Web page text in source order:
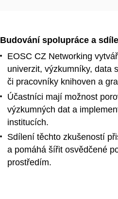
Budování spolupráce a
EOSC CZ Networking
univerzit, výzkumníky, data
či pracovníky knihoven a
Účastníci mají možnost
výzkumných dat a
institucích.
Sdílení těchto zkušeností
a pomáhá šířit osvědčené
prostředím.